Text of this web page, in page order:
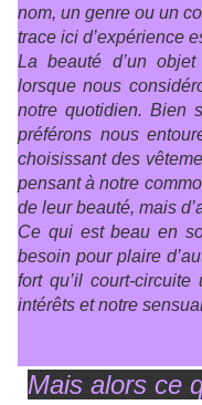
nom, un genre ou un
trace ici d’expérience
La beauté d’un objet
lorsque nous
notre quotidien. Bien
préférons nous
choisissant des
pensant à notre
de leur beauté, mais
Ce qui est beau en
besoin pour plaire
fort qu’il court-
intérêts et notre
Mais alors ce